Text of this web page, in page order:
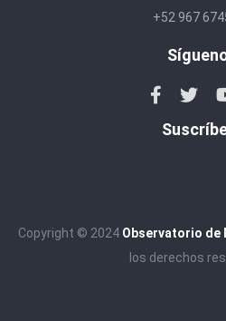
+52 967
Copyright © 2024 Observatorio de
los derechos